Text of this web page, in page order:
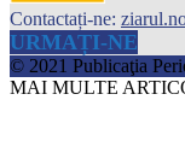
Contactați-ne:
URMAȚI-NE
© 2021 Publicaţia
MAI MULTE